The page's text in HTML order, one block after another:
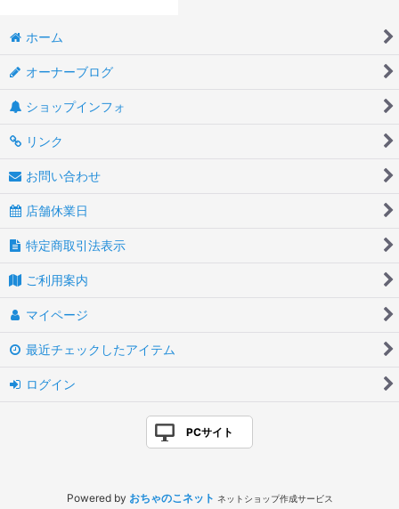
ホーム
オーナーブログ
ショップインフォ
リンク
お問い合わせ
店舗休業日
特定商取引法表示
ご利用案内
マイページ
最近チェックしたアイテム
ログイン
PCサイト
Powered by おちゃのこネット ネットショップ作成サービス